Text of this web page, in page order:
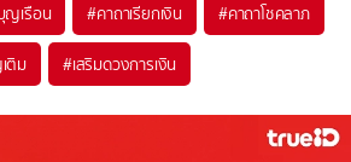
ญเรือน #คาถาเรียกเงิน #คาถาโชคลาภ
ติม #เสริมดวงการเงิน